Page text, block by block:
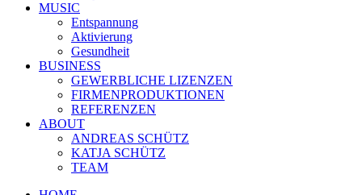
MUSIC
Entspannung
Aktivierung
Gesundheit
BUSINESS
GEWERBLICHE LIZENZEN
FIRMENPRODUKTIONEN
REFERENZEN
ABOUT
ANDREAS SCHÜTZ
KATJA SCHÜTZ
TEAM